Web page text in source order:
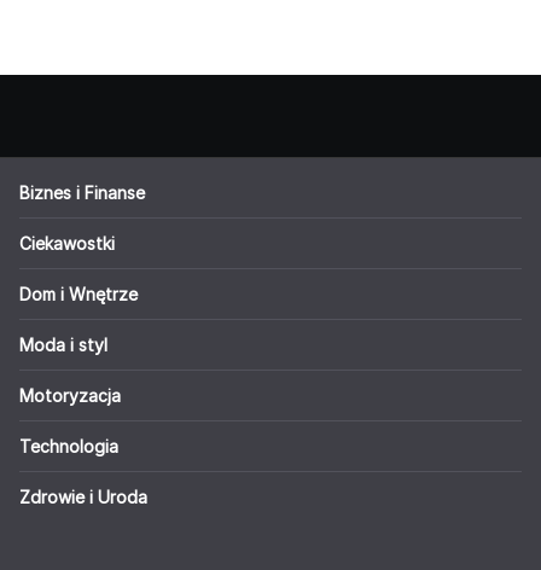
Biznes i Finanse
Ciekawostki
Dom i Wnętrze
Moda i styl
Motoryzacja
Technologia
Zdrowie i Uroda